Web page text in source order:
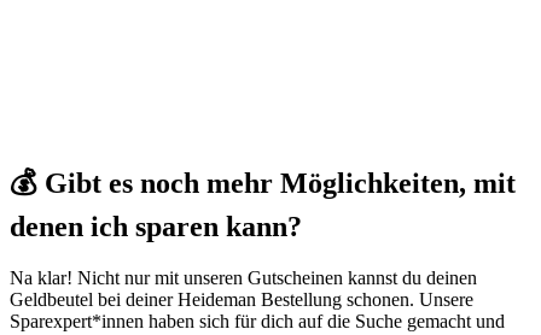
💰 Gibt es noch mehr Möglichkeiten, mit
denen ich sparen kann?
Na klar! Nicht nur mit unseren Gutscheinen kannst du deinen
Geldbeutel bei deiner Heideman Bestellung schonen. Unsere
Sparexpert*innen haben sich für dich auf die Suche gemacht und